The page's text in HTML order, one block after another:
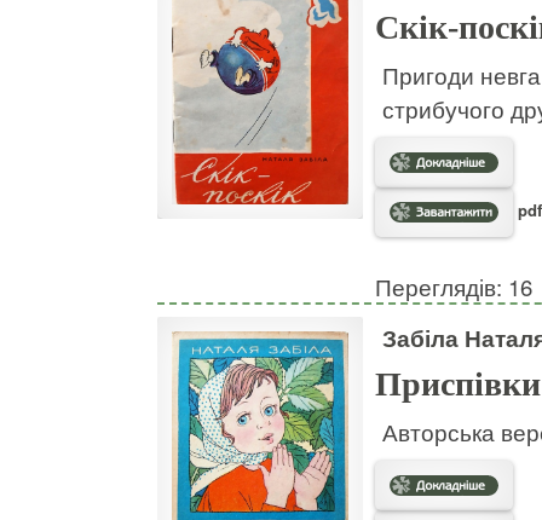
Скік-
Пригоди
стрибучого
Переглядів: 16
Забіла
Приспівки
Авторська